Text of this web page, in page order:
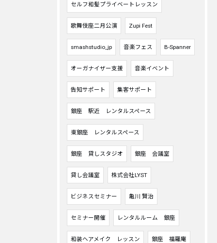
セルフ和髪プライベートレッスン
歌舞伎座二月公演 Zupi Fest
smashstudio_jp 音楽フェス B-Spanner
オーガナイザー支援 音楽イベント
告知サポート 集客サポート
銀座 駅近 レンタルスペース
東銀座 レンタルスペース
銀座 貸しスタジオ 銀座 会議室
貸し会議室 株式会社LYST
ビジネスセミナー 亀川 賢治
セミナー開催 レンタルルーム 銀座
和装ヘアメイク レッスン 銀座 福羅庵